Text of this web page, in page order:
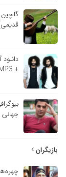
+ MP3 با کیفیت بالا)
بازیگران